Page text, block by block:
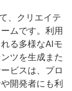
、クリエイテ
ムです。利用
る多様なAIモ
ツを生成また
ビスは、プロ
開発者にも利